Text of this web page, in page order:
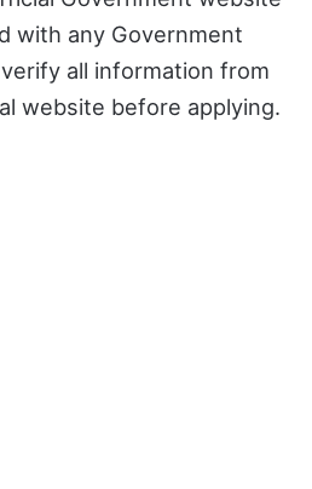
with any Government
all information from
website before applying.